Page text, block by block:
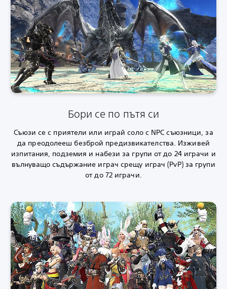
Бори се по пътя си
Съюзи се с приятели или играй соло с NPC съюзници, за
да преодолееш безброй предизвикателства. Изживей
изпитания, подземия и набези за групи от до 24 играчи и
вълнуващо съдържание играч срещу играч (PvP) за групи
от до 72 играчи.